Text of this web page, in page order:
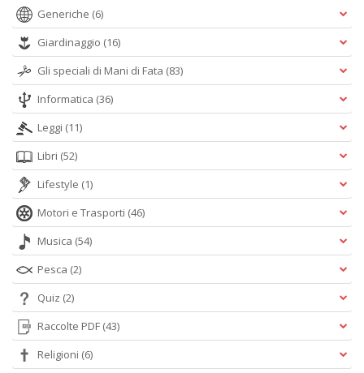
Generiche (6)
Giardinaggio (16)
Gli speciali di Mani di Fata (83)
Informatica (36)
Leggi (11)
Libri (52)
Lifestyle (1)
Motori e Trasporti (46)
Musica (54)
Pesca (2)
Quiz (2)
Raccolte PDF (43)
Religioni (6)